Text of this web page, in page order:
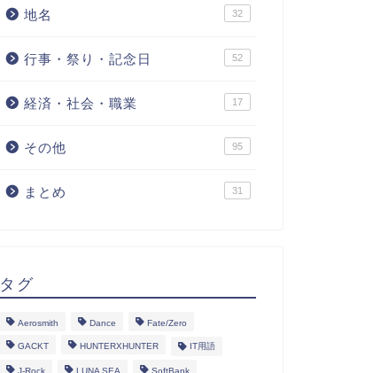
地名 32
行事・祭り・記念日 52
経済・社会・職業 17
その他 95
まとめ 31
タグ
Aerosmith Dance Fate/Zero
GACKT HUNTERXHUNTER IT用語
J-Rock LUNA SEA SoftBank